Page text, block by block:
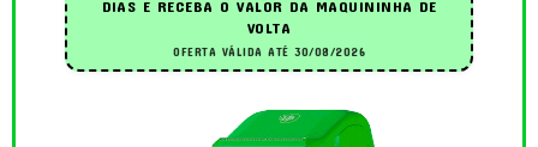
DIAS E RECEBA O VALOR DA MAQUININHA DE
VOLTA
OFERTA VÁLIDA ATÉ 30/08/2026